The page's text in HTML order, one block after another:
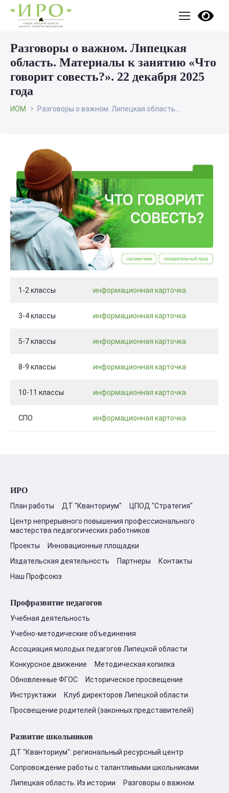
Разговоры о важном. Липецкая
область. Материалы к занятию «Что
говорит совесть?». 22 декабря 2025
года
ИОМ Разговоры о важном. Липецкая область....
1-2 классы информационная карточка
3-4 классы информационная карточка
5-7 классы информационная карточка
8-9 классы информационная карточка
10-11 классы информационная карточка
СПО информационная карточка
ИРО
План работы ДТ "Кванториум"
ЦПОД "Стратегия"
Центр непрерывного повышения профессионального
мастерства педагогических работников
Проекты
Инновационные площадки
Издательская деятельность
Партнеры
Контакты
Наш Профсоюз
Профразвитие педагогов
Учебная деятельность
Учебно-методические объединения
Ассоциация молодых педагогов Липецкой области
Конкурсное движение
Методическая копилка
Обновленные ФГОС
Историческое просвещение
Инструктажи
Клуб директоров Липецкой области
Просвещение родителей (законных представителей)
Развитие школьников
ДТ "Кванториум": региональный ресурсный центр
Сопровождение работы с талантливыми школьниками
Липецкая область. Из истории
Разговоры о важном